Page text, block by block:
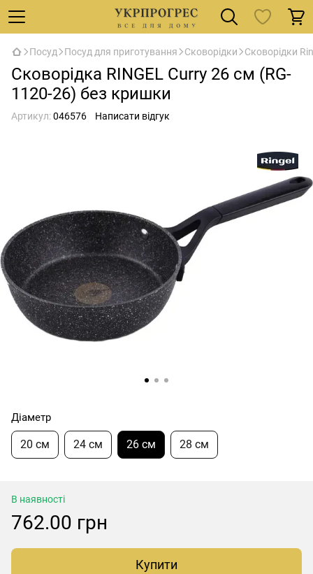
Посуд Посуд для приготування Сковорідки Сковорідки
Сковорідка RINGEL Curry 26 см (RG-
1120-26) без кришки
Артикул:046576 Написати відгук
Діаметр
20 см 24 см 26 см 28 см
В наявності
762.00 грн
Купити